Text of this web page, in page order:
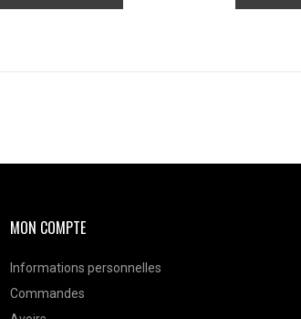
MON COMPTE
Informations personnelles
Commandes